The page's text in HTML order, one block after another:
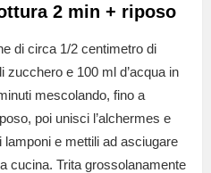
2 min + riposo
di circa 1/2 centimetro di
e 100 ml d’acqua in
mescolando, fino a
poi unisci l’alchermes e
e mettili ad asciugare
cucina. Trita grossolanamente